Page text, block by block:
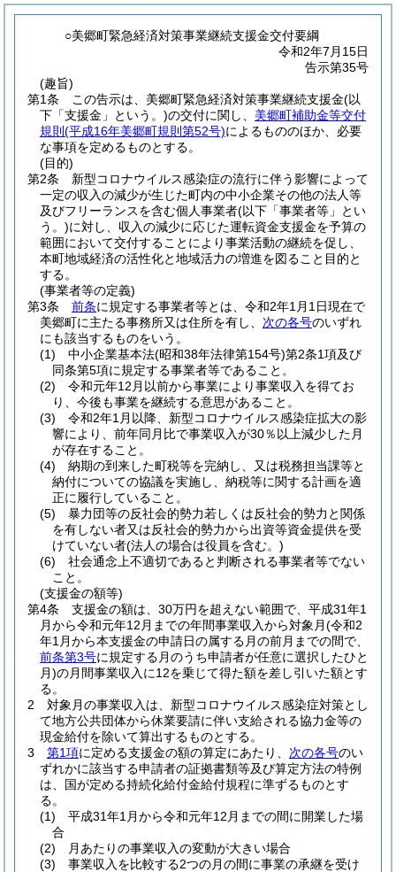
○美郷町緊急経済対策事業継続支援金交付要綱
令和2年7月15日
告示第35号
(趣旨)
第1条
この告示は、美郷町緊急経済対策事業継続支援金(以
下「支援金」という。)の交付に関し、 美郷町補助金等交付
規則 (平成16年美郷町規則第52号)によるもののほか、必要
な事項を定めるものとする。
(目的)
第2条
新型コロナウイルス感染症の流行に伴う影響によって
一定の収入の減少が生じた町内の中小企業その他の法人等
及びフリーランスを含む個人事業者(以下「事業者等」とい
う。)に対し、収入の減少に応じた運転資金支援金を予算の
範囲において交付することにより事業活動の継続を促し、
本町地域経済の活性化と地域活力の増進を図ること目的と
する。
(事業者等の定義)
第3条
前条に規定する事業者等とは、令和2年1月1日現在で
美郷町に主たる事務所又は住所を有し、 次の各号のいずれ
にも該当するものをいう。
(1)
中小企業基本法(昭和38年法律第154号)第2条1項及び
同条第5項に規定する事業者等であること。
(2)
令和元年12月以前から事業により事業収入を得てお
り、今後も事業を継続する意思があること。
(3)
令和2年1月以降、新型コロナウイルス感染症拡大の影
響により、前年同月比で事業収入が30％以上減少した月
が存在すること。
(4)
納期の到来した町税等を完納し、又は税務担当課等と
納付についての協議を実施し、納税等に関する計画を適
正に履行していること。
(5)
暴力団等の反社会的勢力若しくは反社会的勢力と関係
を有しない者又は反社会的勢力から出資等資金提供を受
けていない者(法人の場合は役員を含む。)
(6)
社会通念上不適切であると判断される事業者等でない
こと。
(支援金の額等)
第4条
支援金の額は、30万円を超えない範囲で、平成31年1
月から令和元年12月までの年間事業収入から対象月(令和2
年1月から本支援金の申請日の属する月の前月までの間で、
前条第3号に規定する月のうち申請者が任意に選択したひと
月)の月間事業収入に12を乗じて得た額を差し引いた額とす
る。
2
対象月の事業収入は、新型コロナウイルス感染症対策とし
て地方公共団体から休業要請に伴い支給される協力金等の
現金給付を除いて算出するものとする。
3
第1項に定める支援金の額の算定にあたり、 次の各号のい
ずれかに該当する申請者の証拠書類等及び算定方法の特例
は、国が定める持続化給付金給付規程に準ずるものとす
る。
(1)
平成31年1月から令和元年12月までの間に開業した場
合
(2)
月あたりの事業収入の変動が大きい場合
(3)
事業収入を比較する2つの月の間に事業の承継を受け